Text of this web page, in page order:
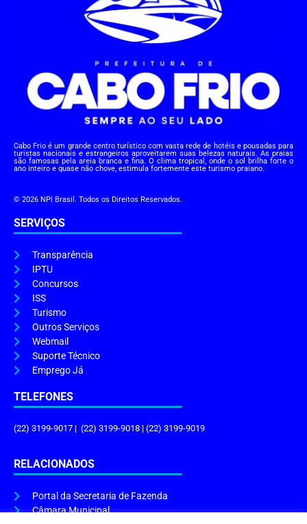
Cabo Frio é um grande centro turístico com vasta rede de hotéis e pousadas para
turistas nacionais e estrangeiros aproveitarem suas belezas naturais. As praias
são famosas pela areia branca e fina. O clima tropical, onde o sol brilha forte o
ano inteiro e quase não chove, estimula fortemente este turismo praiano.
© 2026 NPI Brasil. Todos os Direitos Reservados.
SERVIÇOS
Transparência
IPTU
Concursos
ISS
Turismo
Outros Serviços
Webmail
Suporte Técnico
Emprego Já
TELEFONES
(22) 3199-9017 | (22) 3199-9018 | (22) 3199-9019
RELACIONADOS
Portal da Secretaria de Fazenda
Câmara Municipal